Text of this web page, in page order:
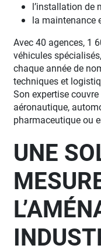
l’installation de
la maintenance
Avec 40 agences, 1
véhicules
chaque année de
techniques et
Son expertise
aéronautique,
pharmaceutique ou
UNE